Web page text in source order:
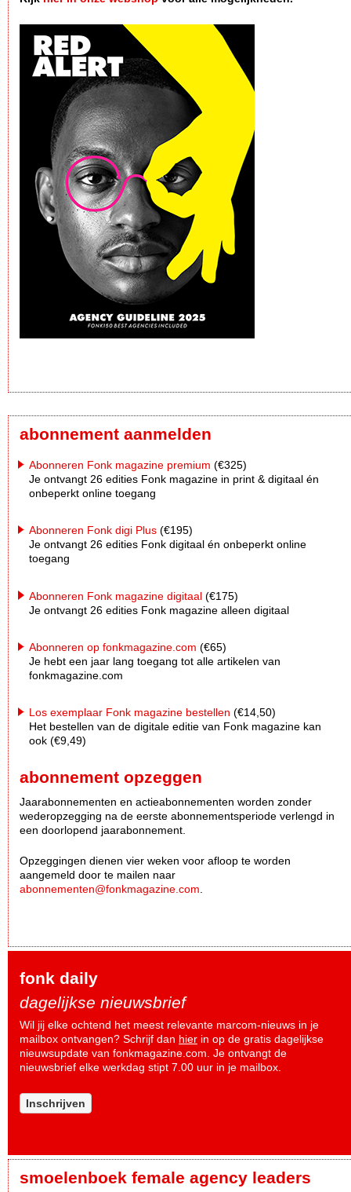
abonnement aanmelden
Abonneren Fonk magazine premium (€325)
Je ontvangt 26 edities Fonk magazine in print & digitaal én
onbeperkt online toegang
Abonneren Fonk digi Plus (€195)
Je ontvangt 26 edities Fonk digitaal én onbeperkt online
toegang
Abonneren Fonk magazine digitaal (€175)
Je ontvangt 26 edities Fonk magazine alleen digitaal
Abonneren op fonkmagazine.com (€65)
Je hebt een jaar lang toegang tot alle artikelen van
fonkmagazine.com
Los exemplaar Fonk magazine bestellen (€14,50)
Het bestellen van de digitale editie van Fonk magazine kan
ook (€9,49)
abonnement opzeggen
Jaarabonnementen en actieabonnementen worden zonder
wederopzegging na de eerste abonnementsperiode verlengd in
een doorlopend jaarabonnement.
Opzeggingen dienen vier weken voor afloop te worden
aangemeld door te mailen naar
abonnementen@fonkmagazine.com
fonk daily
dagelijkse nieuwsbrief
Wil jij elke ochtend het meest relevante marcom-nieuws in je
mailbox ontvangen? Schrijf dan hier in op de gratis dagelijkse
nieuwsupdate van fonkmagazine.com. Je ontvangt de
nieuwsbrief elke werkdag stipt 7.00 uur in je mailbox.
Inschrijven
smoelenboek female agency leaders